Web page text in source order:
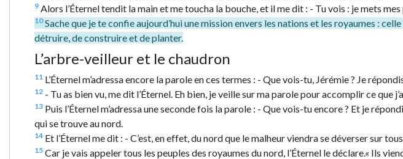
9 Alors l’Éternel tendit la main et me toucha la bouche, et il me dit : - Tu vois : je mets
10Sache que je te confie aujourd’hui une mission envers les nations et les royaumes :
détruire, de construire et de planter.
L’arbre-veilleur et le chaudron
11 L’Éternel m’adressa encore la parole en ces termes : - Que vois-tu, Jérémie ? Je
12 - Tu as bien vu, me dit l’Éternel. Eh bien, je veille sur ma parole pour accomplir ce que
13 Puis l’Éternel m’adressa une seconde fois la parole : - Que vois-tu encore ? Et je
qui se trouve au nord.
14 Et l’Éternel me dit : - C’est, en effet, du nord que le malheur viendra se déverser sur
15 Car je vais appeler tous les peuples des royaumes du nord, l’Éternel le déclare.« Ils